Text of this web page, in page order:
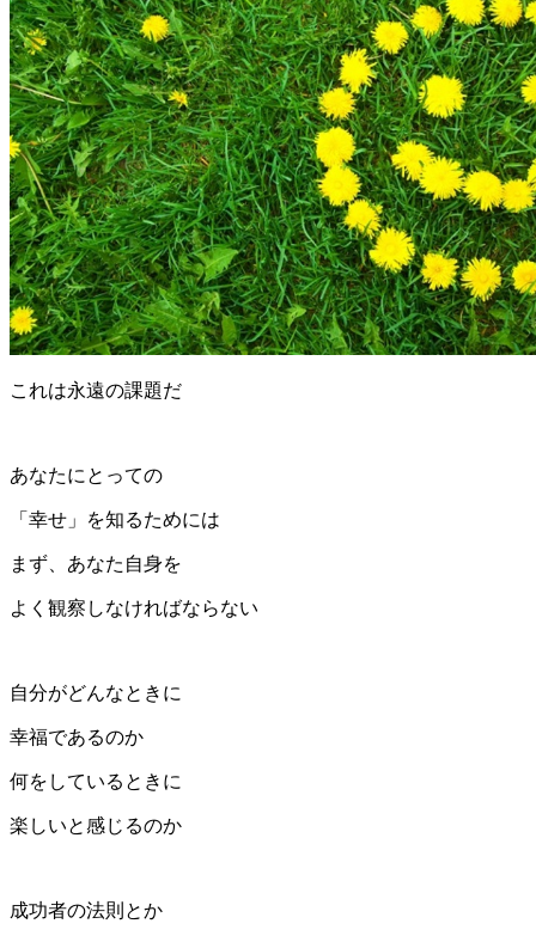
これは永遠の課題だ
あなたにとっての
「幸せ」を知るためには
まず、あなた自身を
よく観察しなければならない
自分がどんなときに
幸福であるのか
何をしているときに
楽しいと感じるのか
成功者の法則とか